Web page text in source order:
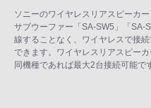
ソニーのワイヤレスリアスピーカ
サブウーファー「SA-SW5」「SA-
線することなく、ワイヤレスで接
できます。ワイヤレスリアスピー
同機種であれば最大2台接続可能で